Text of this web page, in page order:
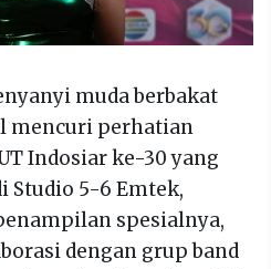
muda berbakat
mencuri perhatian
Indosiar ke-30 yang
Studio 5-6 Emtek,
spesialnya,
dengan grup band